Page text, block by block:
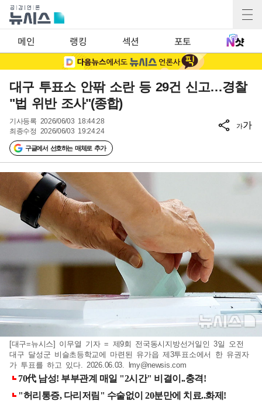
메인 랭킹 섹션 포토
대구 투표소 안팎 소란 등 29건 신고…경찰
"법 위반 조사"(종합)
기사등록 2026/06/03 18:44:28
최종수정 2026/06/03 19:24:24
구글에서 선호하는 매체로 추가
가가
[대구=뉴시스] 이무열 기자 = 제9회 전국동시지방선거일인 3일 오전
대구 달성군 비슬초등학교에 마련된 유가읍 제3투표소에서 한 유권자
가 투표를 하고 있다. 2026.06.03. lmy@newsis.com